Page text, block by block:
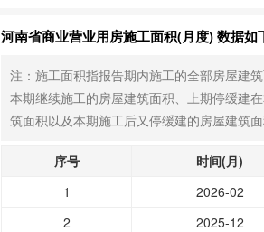
河南省商业营业用房施工面积(月度) 数据如
注：施工面积指报告期内施工的全部房屋建
本期继续施工的房屋建筑面积、上期停缓建
筑面积以及本期施工后又停缓建的房屋建筑
序号 时间(月)
1
2026-02
2
2025-12